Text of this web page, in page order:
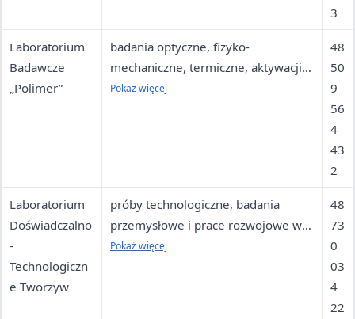
3
Laboratorium
Badawcze
„Polimer”
badania optyczne, fizyko-
mechaniczne, termiczne, aktywacji
folii, mikrobiologiczne i
Pokaż więcej
48
50
9
56
4
43
2
Laboratorium
Doświadczalno
-
Technologiczn
e Tworzyw
próby technologiczne, badania
przemysłowe i prace rozwojowe w
przetwórstwie oraz recyklingu
Pokaż więcej
48
73
0
03
4
22